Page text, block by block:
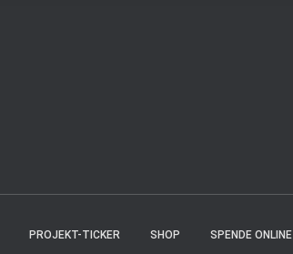
PROJEKT-TICKER SHOP SPENDE ONLINE